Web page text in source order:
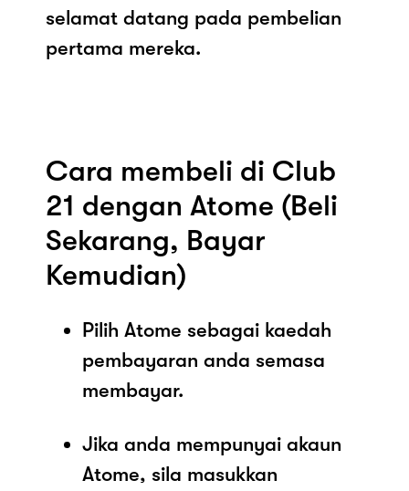
selamat datang pada pembelian
pertama mereka.
Cara membeli di Club
21 dengan Atome (Beli
Sekarang, Bayar
Kemudian)
Pilih Atome sebagai kaedah
pembayaran anda semasa
membayar.
Jika anda mempunyai akaun
Atome, sila masukkan